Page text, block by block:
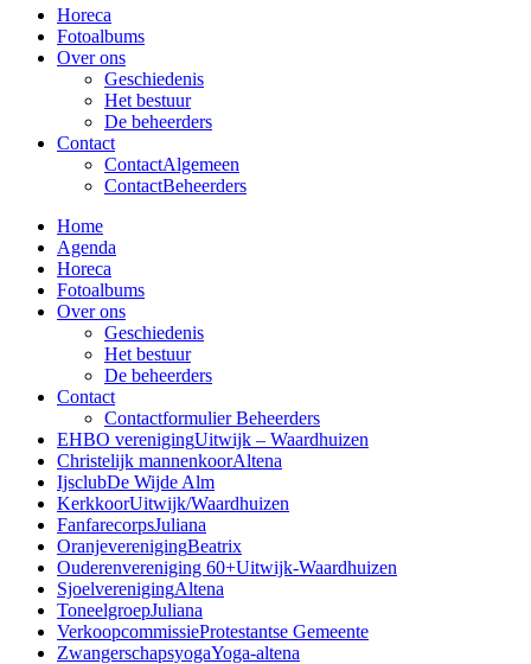
Horeca
Fotoalbums
Over ons
Geschiedenis
Het bestuur
De beheerders
Contact
ContactAlgemeen
ContactBeheerders
Home
Agenda
Horeca
Fotoalbums
Over ons
Geschiedenis
Het bestuur
De beheerders
Contact
Contactformulier Beheerders
EHBO verenigingUitwijk – Waardhuizen
Christelijk mannenkoorAltena
IjsclubDe Wijde Alm
KerkkoorUitwijk/Waardhuizen
FanfarecorpsJuliana
OranjeverenigingBeatrix
Ouderenvereniging 60+Uitwijk-Waardhuizen
SjoelverenigingAltena
ToneelgroepJuliana
VerkoopcommissieProtestantse Gemeente
ZwangerschapsyogaYoga-altena